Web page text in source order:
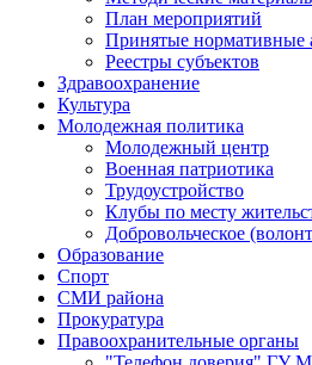
План мероприятий
Принятые нормативные
Реестры субъектов
Здравоохранение
Культура
Молодежная политика
Молодежный центр
Военная патриотика
Трудоустройство
Клубы по месту
Добровольческое
Образование
Спорт
СМИ района
Прокуратура
Правоохранительные органы